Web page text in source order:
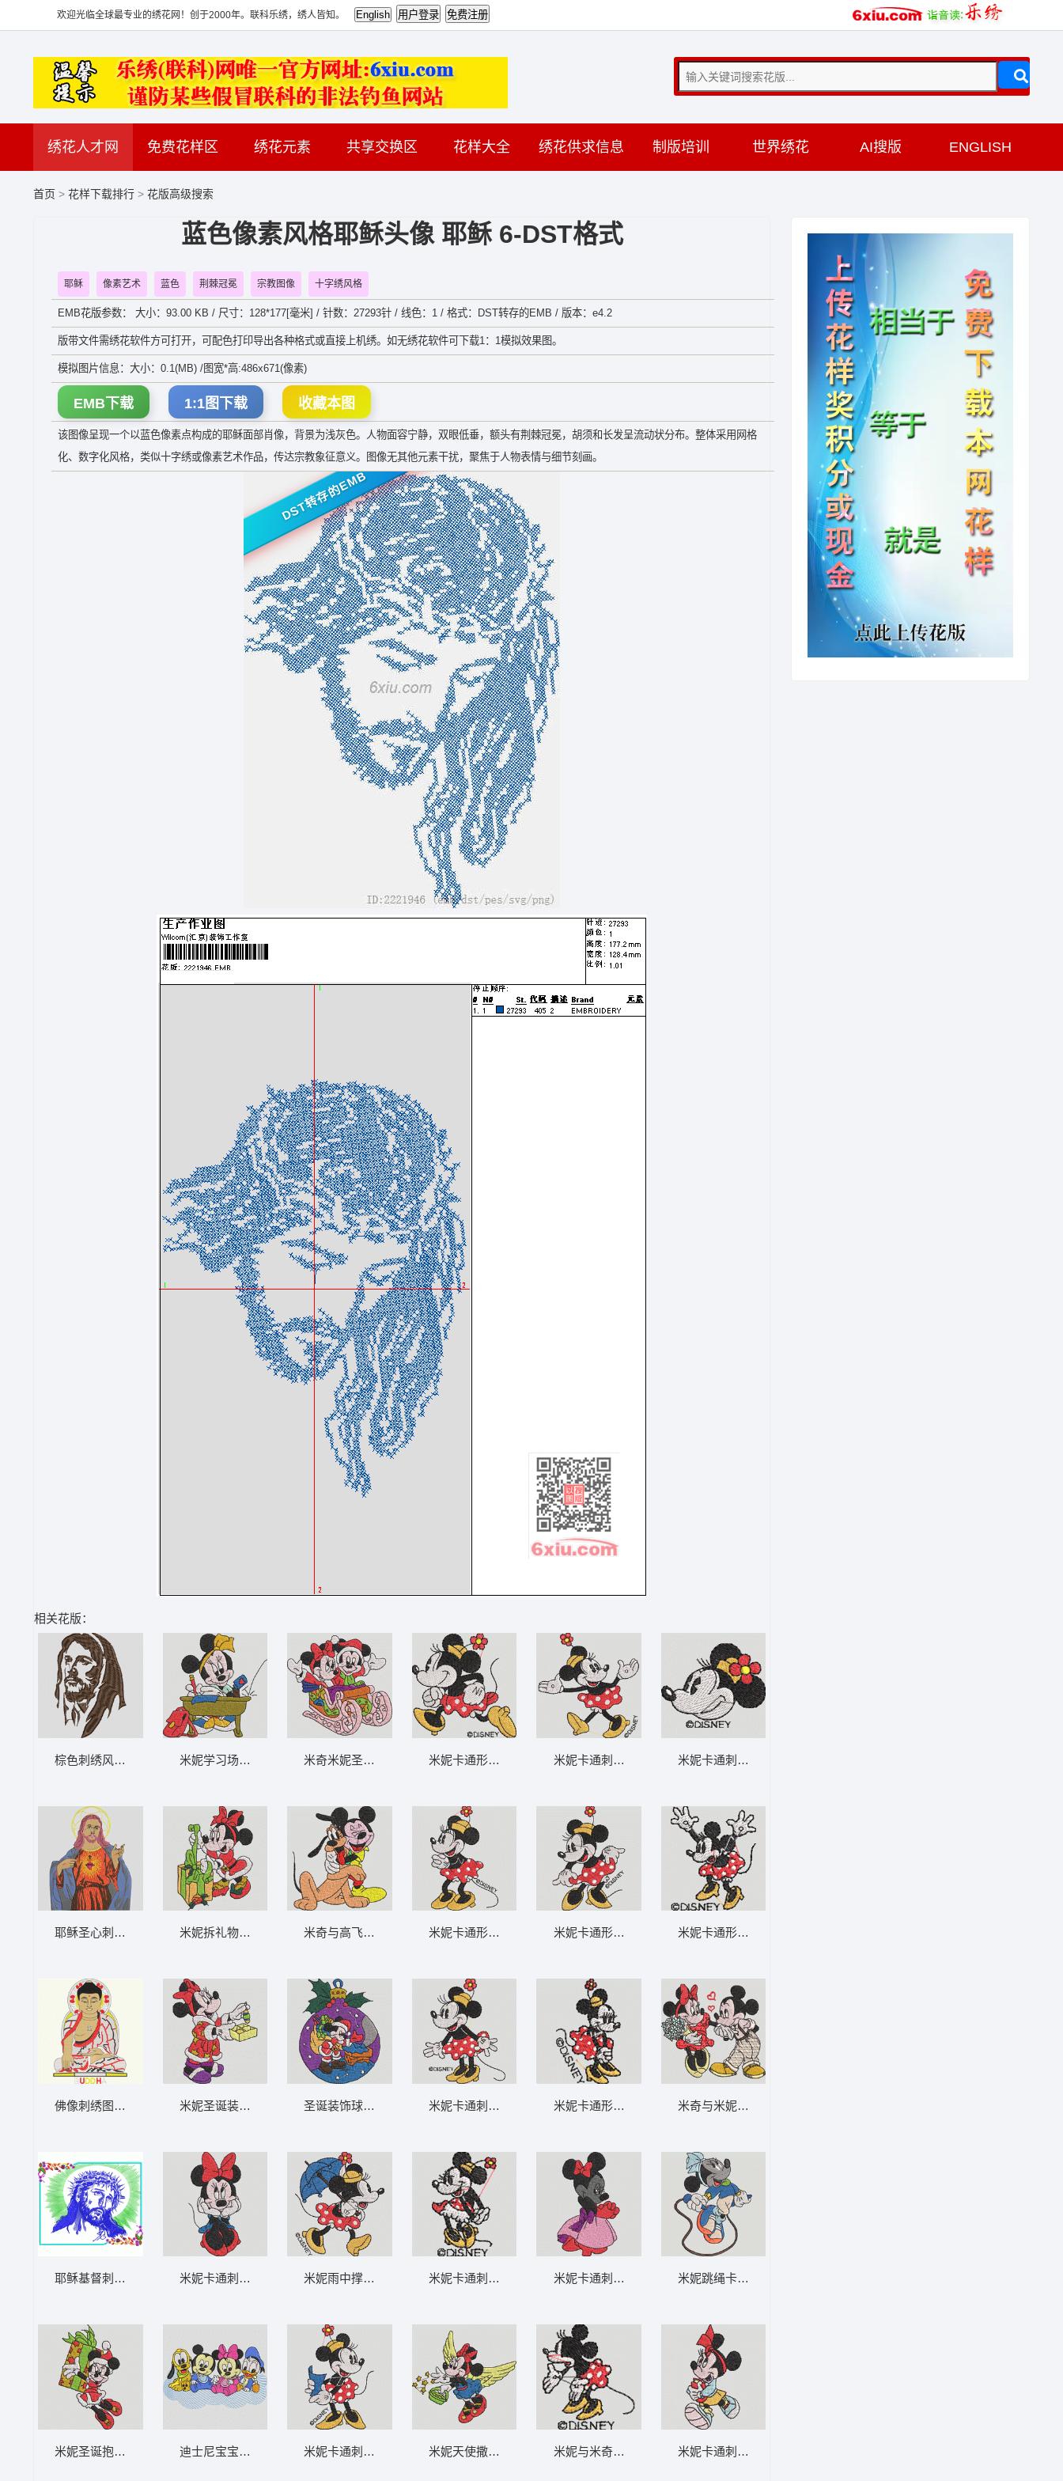
欢迎光临全球最专业的绣花网！创于2000年。联科乐绣，绣人皆知。
绣花人才网 免费花样区 绣花元素 共享交换区 花样大全 绣花供求信息 制版培训 世界绣花 AI搜版 ENGLISH
首页 > 花样下载排行 > 花版高级搜索
蓝色像素风格耶稣头像 耶稣 6-DST格式
耶稣 像素艺术 蓝色 荆棘冠冕 宗教图像 十字绣风格
EMB花版参数： 大小：93.00 KB / 尺寸：128*177[毫米] / 针数：27293针 / 线色：1 / 格式：DST转存的EMB / 版本：e4.2
版带文件需绣花软件方可打开，可配色打印导出各种格式或直接上机绣。如无绣花软件可下载1：1模拟效果图。
模拟图片信息：大小：0.1(MB) /图宽*高:486x671(像素)
EMB下载 1:1图下载 收藏本图
该图像呈现一个以蓝色像素点构成的耶稣面部肖像，背景为浅灰色。人物面容宁静，双眼低垂，额头有荆棘冠冕，胡须和长发呈流动状分布。整体采用网格
化、数字化风格，类似十字绣或像素艺术作品，传达宗教象征意义。图像无其他元素干扰，聚焦于人物表情与细节刻画。
DST转存的EMB
相关花版：
棕色刺绣风格男性肖像 耶稣脸设计-DST格式
耶稣圣心刺绣像 赞美耶稣-DST格式
佛像刺绣图案 佛佗-DST格式
耶稣基督刺冠画像 耶稣-DST格式
米妮圣诞抱礼物 米妮 62-DST格式
米妮学习场景刺绣图 米妮 61-DST格式
米妮拆礼物的圣诞场景 米妮 65-DST格式
米妮圣诞装扮送礼物 米妮 64-DST格式
米妮卡通刺绣形象 米妮 63-DST格式
迪士尼宝宝四重奏 迪士尼宝贝-DST格式
米奇米妮圣诞雪橇合影 米奇和米妮 2-DST格
米奇与高飞拥抱 米奇和布鲁托-DST格式
圣诞装饰球中的米奇 米奇 1-DST格式
米妮雨中撑伞 米妮 60-DST格式
米妮卡通刺绣形象 米妮 59-DST格式
米妮卡通形象刺绣图案 米妮 58-DST格式
米妮卡通形象刺绣图案 米妮 57-DST格式
米妮卡通刺绣形象 米妮 56-DST格式
米妮卡通刺绣图案 米妮 55-DST格式
米妮天使撒星图案 米妮 54-DST格式
米妮卡通刺绣形象 米妮 53-DST格式
米妮卡通形象刺绣图案 米妮 52-DST格式
米妮卡通形象刺绣图案 米妮 51-DST格式
米妮卡通刺绣形象 米妮 50-DST格式
米妮与米奇卡通形象 米妮 49-DST格式
米妮卡通刺绣头像 米妮 48-DST格式
米妮卡通形象刺绣图案 米妮 47-DST格式
米奇与米妮浪漫互动 米奇爱米妮-DST格式
米妮跳绳卡通刺绣图案 米妮 46-DST格式
米妮卡通刺绣形象 米妮 45-DST格式